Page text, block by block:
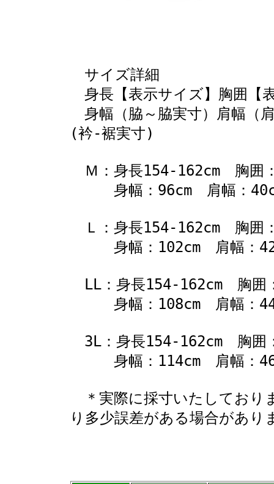
サイズ詳細
身長【表示サイズ】胸囲【
身幅（脇～脇実寸）肩幅（
(衿-裾実寸)
Ｍ：身長154-162cm 胸囲
身幅：96cm 肩幅：
Ｌ：身長154-162cm 胸囲
身幅：102cm 肩幅：
LL：身長154-162cm 胸囲
身幅：108cm 肩幅：
3L：身長154-162cm 胸囲
身幅：114cm 肩幅：
＊実際に採寸いたしており
り多少誤差がある場合があり